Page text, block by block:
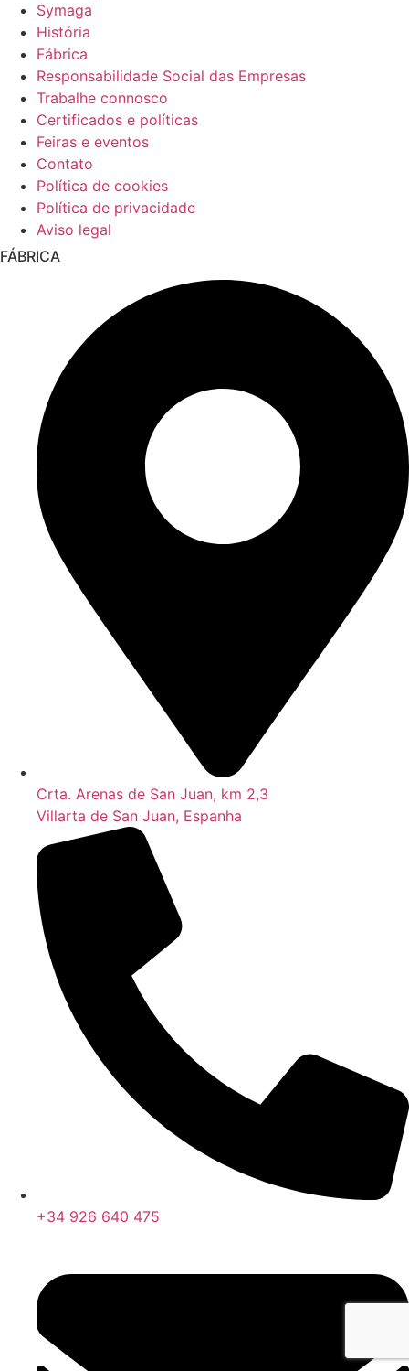
Symaga
História
Fábrica
Responsabilidade Social das Empresas
Trabalhe connosco
Certificados e políticas
Feiras e eventos
Contato
Política de cookies
Política de privacidade
Aviso legal
FÁBRICA
Crta. Arenas de San Juan, km 2,3
Villarta de San Juan, Espanha
+34 926 640 475